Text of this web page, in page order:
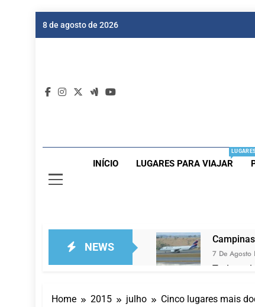
8 de agosto de 2026
INÍCIO LUGARES PARA VIAJAR
NEWS
7 De Agosto
Turismo
Hotel
Home 2015 julho Cinco lugares mais